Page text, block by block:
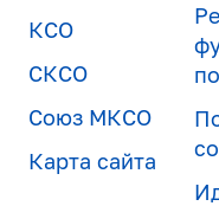
КСО
СКСО
Союз МКСО
Карта сайта